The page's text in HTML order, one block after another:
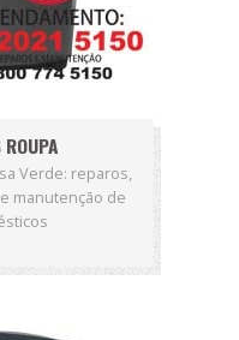
ROUPA
Verde: reparos,
manutenção de